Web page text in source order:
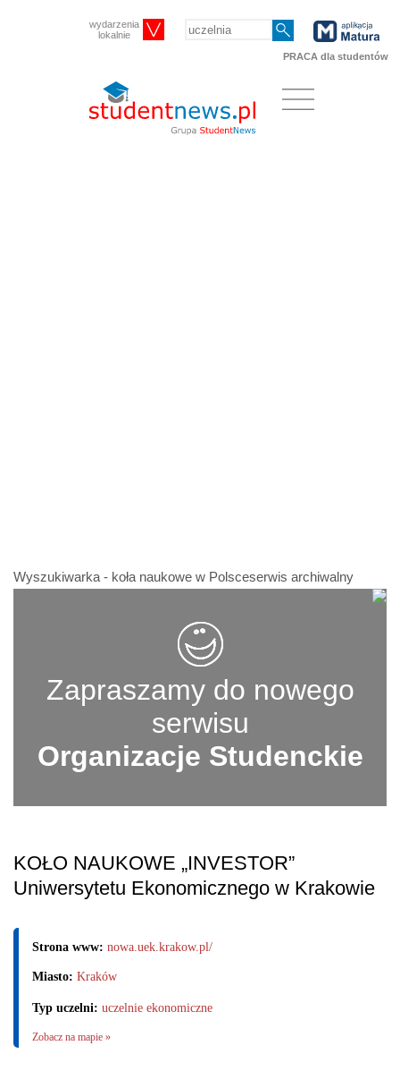
wydarzenia
lokalnie
PRACA dla studentów
Wyszukiwarka - koła naukowe w Polsceserwis archiwalny
Zapraszamy do nowego
serwisu
Organizacje Studenckie
KOŁO NAUKOWE „INVESTOR”
Uniwersytetu Ekonomicznego w Krakowie
Strona www: nowa.uek.krakow.pl/
Miasto: Kraków
Typ uczelni: uczelnie ekonomiczne
Zobacz na mapie »